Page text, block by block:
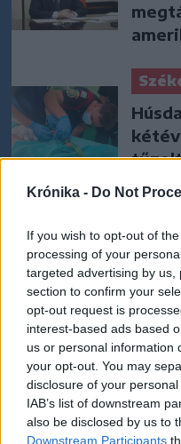
Krónika - Do Not
If you wish to opt-out of
processing of your
targeted advertising by
section to confirm your
opt-out request is
interest-based ads based
us or personal information
your opt-out. You may
disclosure of your
IAB’s list of downstream
also be disclosed by us to
Downstream Participants
víz